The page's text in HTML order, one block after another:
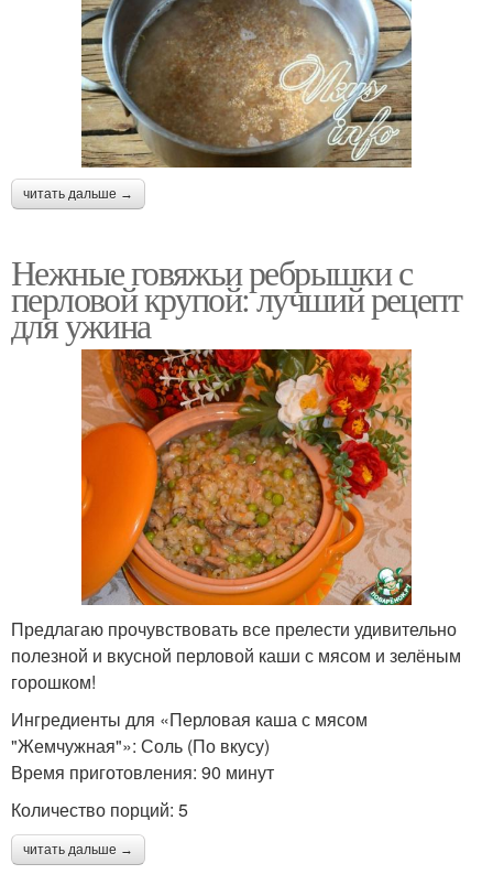
читать дальше →
Нежные говяжьи ребрышки с
перловой крупой: лучший рецепт
для ужина
Предлагаю прочувствовать все прелести удивительно
полезной и вкусной перловой каши с мясом и зелёным
горошком!
Ингредиенты для «Перловая каша с мясом
"Жемчужная"»: Соль (По вкусу)
Время приготовления: 90 минут
Количество порций: 5
читать дальше →